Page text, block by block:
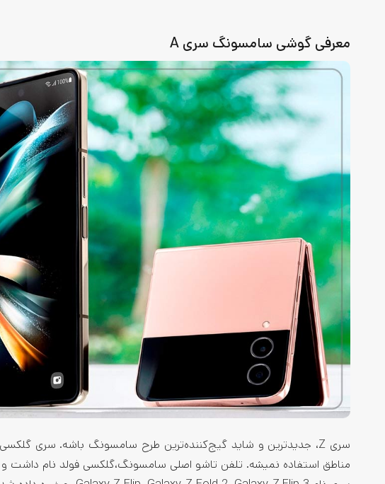
معرفی گوشی سامسونگ سری A